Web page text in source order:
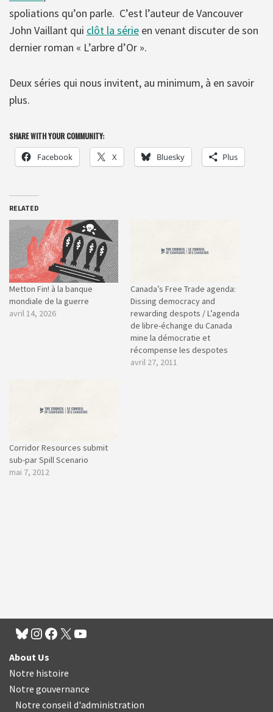
spoliations qu’on parle. C’est l’auteur de Vancouver
John Vaillant qui clôt la série en venant discuter de son
dernier roman « L’arbre d’Or ».
Deux séries qui nous invitent, au minimum, à en savoir
plus.
SHARE WITH YOUR COMMUNITY:
Facebook X Bluesky Plus
RELATED
Metton Fin! à la banque
mondiale de la guerre
avril 14, 2026
Canada’s Free Trade agenda:
Dissing democracy and
rewarding despots / L’agenda
de libre-échange du Canada
mine la démocratie et
récompense les despotes
avril 27, 2011
Corridor Resources submit
sub-par Spill Scenario
mai 7, 2012
About Us
Notre histoire
Notre gouvernance
Notre conseil d'administration